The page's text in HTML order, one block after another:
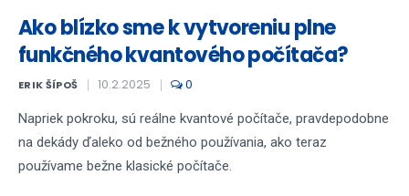
Ako blízko sme k vytvoreniu plne
funkčného kvantového počítača?
ERIK ŠÍPOŠ 10.2.2025 0
Napriek pokroku, sú reálne kvantové počítače, pravdepodobne
na dekády ďaleko od bežného používania, ako teraz
používame bežne klasické počítače.